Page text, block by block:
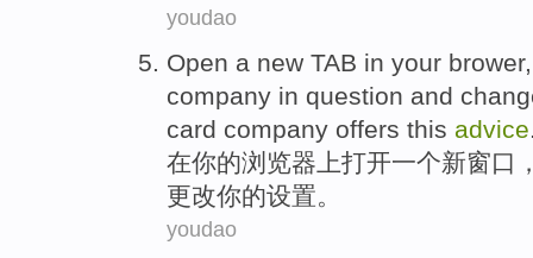
youdao
Open a new TAB in your brower
company in question and
card company offers this advice
在你的浏览器 上打开一个新窗口
更改你的设置。
youdao